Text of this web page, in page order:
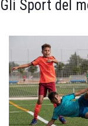
Gli Sport del